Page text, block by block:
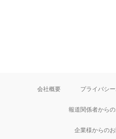
会社概要 プライバシ
報道関係者から
企業様からの